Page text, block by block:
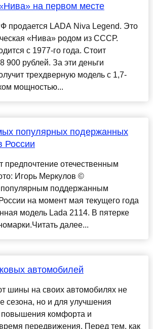
на первом месте
продается LADA Niva Legend. Это
«Нива» родом из СССР.
с 1977-го года. Стоит
900 рублей. За эти деньги
трехдверную модель с 1,7-
мощностью...
популярных подержанных
России
предпочтение отечественным
Игорь Меркулов ©
поддержанным
на момент мая текущего года
модель Lada 2114. В пятерке
далее...
автомобилей
шины на своих автомобилях не
сезона, но и для улучшения
повышения комфорта и
передвижения. Перед тем, как